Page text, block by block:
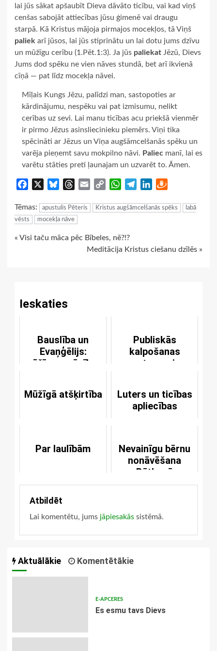
lai jūs sākat apšaubīt Dieva dāvāto ticību, vai kad viņš
cenšas sabojāt attiecības jūsu ģimenē vai draugu
starpā. Kā Kristus mājoja pirmajos mocekļos, tā Viņš
paliek arī jūsos, lai jūs stiprinātu un lai dotu jums dzīvu
un mūžīgu cerību (1.Pēt.1:3). Ja jūs paliekat Jēzū, Dievs
Jums dod spēku ne vien nāves stundā, bet arī ikvienā
cīņā — pat līdz mocekļa nāvei.
Mīļais Kungs Jēzu, palīdzi man, sastopoties ar
kārdinājumu, nespēku vai pat izmisumu, nelikt
cerības uz sevi. Lai manu ticības acu priekšā vienmēr
ir pirmo Jēzus asinsliecinieku piemērs. Viņi tika
spēcināti ar Jēzus un Viņa augšāmcelšanās spēku un
varēja pieņemt savu mokpilno nāvi. Paliec manī, lai es
varētu stāties pretī ļaunajam un uzvarēt to. Āmen.
Facebook BlueskyThreads
Email
Copy
WhatsApp
TelegramLinkedIn
Tēmas: apustulis Pēteris Kristus augšāmcelšanās spēks
labā
vēsts
mocekļa nāve
Continue
« Visi taču māca pēc Bībeles, nē?!?
Meditācija Kristus ciešanu dzīlēs »
Ieskaties
Bauslība un
Evaņģēlijs:
mūžīgas mācības
Publiskās
kalpošanas
amats un visu
Mūžīgā atšķirtība
Luters un ticības
apliecības
Par laulībām
Nevainīgu bērnu
nonāvēšana
Bētlemē
Atbildēt
Lai komentētu, jums jāpiesakās sistēmā.
Aktuālākie Komentētākie
E-APCERES
Es esmu tavs Dievs